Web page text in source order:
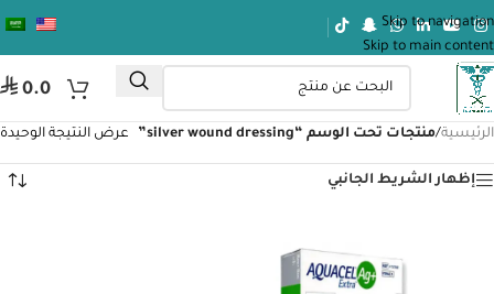
Skip to navigation
Skip to main content
⃁ 0.0
الرئيسية/منتجات تحت الوسم “silver wound dressing” عرض النتيجة الوحيدة
إظهار الشريط الجانبي